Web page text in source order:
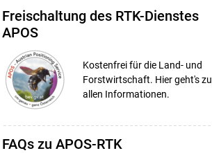
Freischaltung des RTK-Dienstes
APOS
Kostenfrei für die Land- und
Forstwirtschaft. Hier geht's zu
allen Informationen.
FAQs zu APOS-RTK